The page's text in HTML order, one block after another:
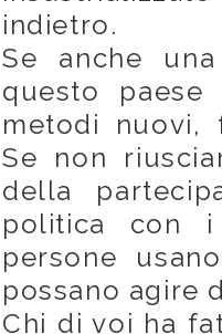
indietro.
Se anche
questo
metodi nuovi,
Se non
della
politica con
persone
possano agire
Chi di voi ha